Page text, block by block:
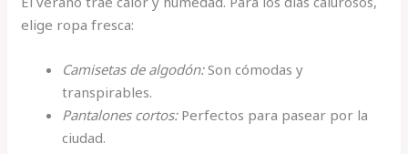
elige ropa fresca:
Camisetas de algodón:Son cómodas y
transpirables.
Pantalones cortos:Perfectos para pasear por la
ciudad.